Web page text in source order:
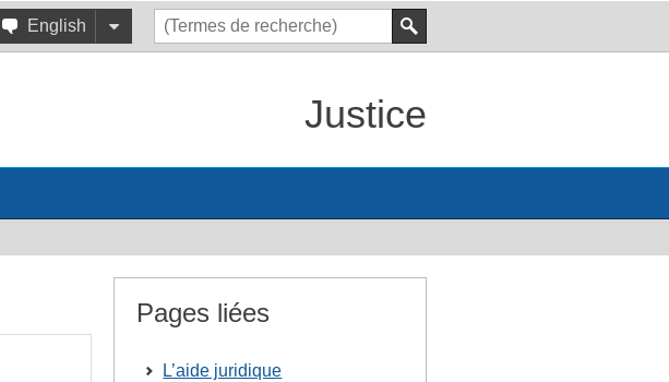
English
Justice
Pages liées
L’aide juridique